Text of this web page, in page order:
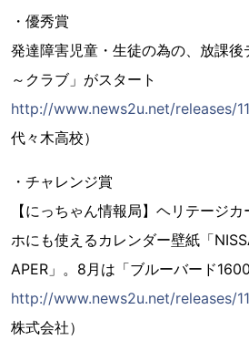
・優秀賞
発達障害児童・生徒の為の、放課後
～クラブ」がスタート
http://www.news2u.net/releases/
代々木高校）
・チャレンジ賞
【にっちゃん情報局】ヘリテージ
ホにも使えるカレンダー壁紙「
APER」。8月は「ブルーバード
http://www.news2u.net/releases/
株式会社）